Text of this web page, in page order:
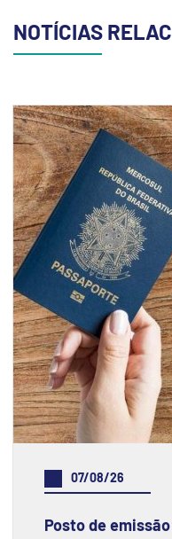
NOTÍCIAS
07/08/26
Posto de